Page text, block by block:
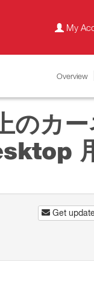
My
Overview
のカ
Get